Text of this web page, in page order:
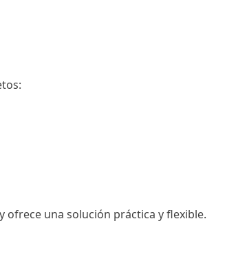
una solución práctica y flexible.